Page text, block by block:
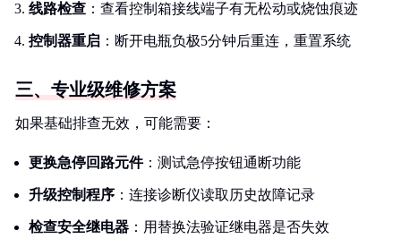
线路检查 ：查看控制箱接线端子有无松动或烧蚀痕迹
控制器重启 ：断开电瓶负极5分钟后重连，重置系统
三、专业级维修方案
如果基础排查无效，可能需要：
更换急停回路元件：测试急停按钮通断功能
升级控制程序 ：连接诊断仪读取历史故障记录
检查安全继电器 ：用替换法验证继电器是否失效